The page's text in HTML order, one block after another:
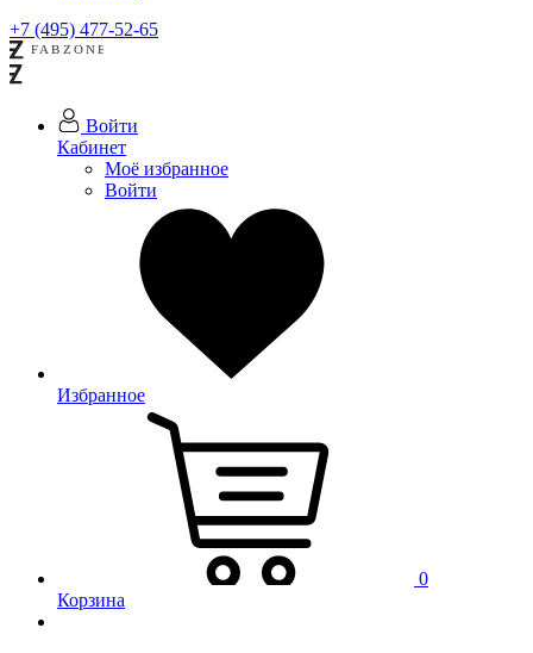
+7 (495) 477-52-65
Войти
Кабинет
Моё избранное
Войти
Избранное
0
Корзина